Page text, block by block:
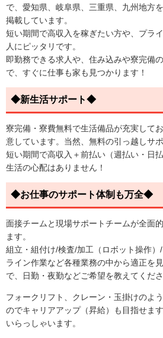
で、愛知県、岐阜県、三重県、九州地方
掲載しています。
短い期間で高収入を稼ぎたい方や、プラ
人にピッタリです。
即勤務できる求人や、住み込みや寮完備
で、すぐに仕事も家も見つかります！
◆新生活サポート◆
寮完備・寮費無料で生活備品が充実して
意しています。当然、無料の引っ越しサ
短い期間で高収入＋前払い（週払い・日
生活の心配はありません！
◆お仕事のサポート体制も万全◆
面接チームと現場サポートチームが全面
ます。
組立・組付け/検査/加工（ロボット操作
ライン作業など各種業務の中から適正を
で、日勤・夜勤などご希望を教えてくださ
フォークリフト、クレーン・玉掛けのよ
のでキャリアアップ（昇給）も目指せま
いらっしゃいます。